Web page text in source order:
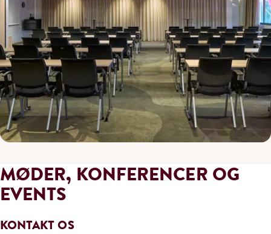
MØDER, KONFERENCER OG
EVENTS
KONTAKT OS